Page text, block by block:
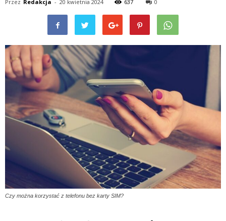
Przez Redakcja - 20 kwietnia 2024 637 0
Czy można korzystać z telefonu bez karty SIM?